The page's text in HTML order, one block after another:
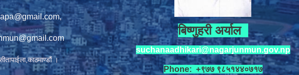
,
।
बिष्णुहरी अर्याल
suchanaadhikari@nagarjunmun.gov.np
Phone: +९७७ ९८५१४४०७१७